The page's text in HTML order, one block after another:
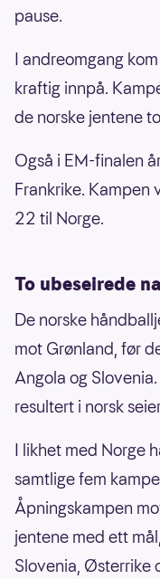
pause.
I andreomgang
kraftig innpå.
de norske jentene
Også i EM-finalen
Frankrike. Kampen
22 til Norge.
To ubeseirede
De norske
mot Grønland, før
Angola og
resultert i norsk
I likhet med Norge
samtlige fem
Åpningskampen
jentene med ett
Slovenia, Østerrike